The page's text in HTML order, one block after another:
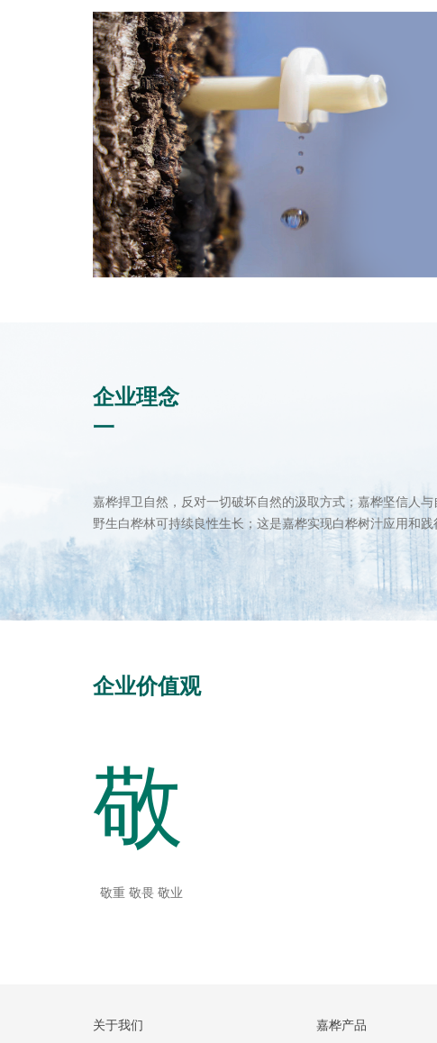
企业理念
一
嘉桦捍卫自然，反对一切破坏自然的汲取方式；嘉桦坚信人
野生白桦林可持续良性生长；这是嘉桦实现白桦树汁应用和
企业价值观
敬
敬重 敬畏 敬业
关于我们 嘉桦产品